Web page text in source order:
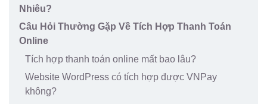
Nhiêu?
Câu Hỏi Thường Gặp Về Tích Hợp Thanh Toán
Online
Tích hợp thanh toán online mất bao lâu?
Website WordPress có tích hợp được VNPay
không?